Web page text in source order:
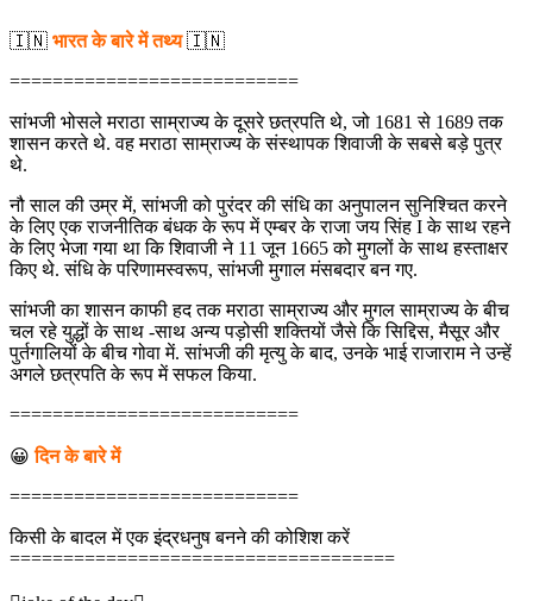
🇮🇳 भारत के बारे में तथ्य 🇮🇳
===========================
सांभजी भोसले मराठा साम्राज्य के दूसरे छत्रपति थे, जो 1681 से 1689 तक
शासन करते थे. वह मराठा साम्राज्य के संस्थापक शिवाजी के सबसे बड़े पुत्र
थे.
नौ साल की उम्र में, सांभजी को पुरंदर की संधि का अनुपालन सुनिश्चित करने
के लिए एक राजनीतिक बंधक के रूप में एम्बर के राजा जय सिंह I के साथ रहने
के लिए भेजा गया था कि शिवाजी ने 11 जून 1665 को मुगलों के साथ हस्ताक्षर
किए थे. संधि के परिणामस्वरूप, सांभजी मुगाल मंसबदार बन गए.
सांभजी का शासन काफी हद तक मराठा साम्राज्य और मुगल साम्राज्य के बीच
चल रहे युद्धों के साथ -साथ अन्य पड़ोसी शक्तियों जैसे कि सिद्दिस, मैसूर और
पुर्तगालियों के बीच गोवा में. सांभजी की मृत्यु के बाद, उनके भाई राजाराम ने उन्हें
अगले छत्रपति के रूप में सफल किया.
===========================
😀दिन के बारे में
===========================
किसी के बादल में एक इंद्रधनुष बनने की कोशिश करें
====================================